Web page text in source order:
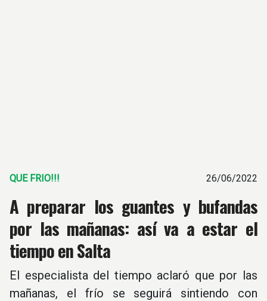
QUE FRIO!!! 26/06/2022
A preparar los guantes y bufandas
por las mañanas: así va a estar el
tiempo en Salta
El especialista del tiempo aclaró que por las
mañanas, el frío se seguirá sintiendo con